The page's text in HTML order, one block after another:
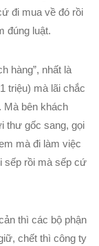
đi mua về đó rồi
đúng luật.
hàng”, nhất là
triệu) mà lãi chắc
Mà bên khách
thư gốc sang, gọi
mà đi làm việc
sếp rồi mà sếp cứ
thì các bộ phận
chết thì công ty